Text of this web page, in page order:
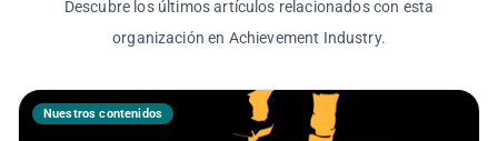
Descubre los últimos artículos relacionados con esta
organización en Achievement Industry.
Nuestros contenidos